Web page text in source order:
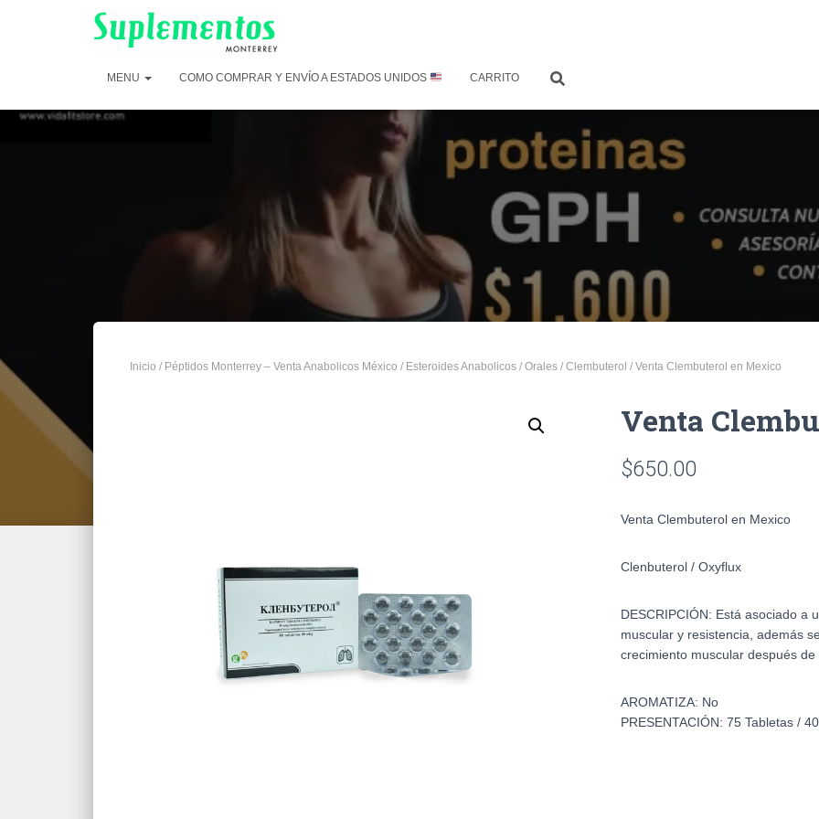
MENU COMO COMPRAR Y ENVÍO A ESTADOS UNIDOS CARRITO
Inicio / Péptidos Monterrey – Venta Anabolicos México / Esteroides Anabolicos / Orales / Clembuterol / Venta Clembuterol en Mexico
Venta
$650.00
Venta Clembuterol en Mexico
Clenbuterol / Oxyflux
DESCRIPCIÓN: Está asociado a
muscular y resistencia, además
crecimiento muscular después de
AROMATIZA: No
PRESENTACIÓN: 75 Tabletas /